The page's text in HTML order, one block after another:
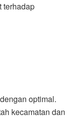
terhadap
optimal.
kecamatan dan